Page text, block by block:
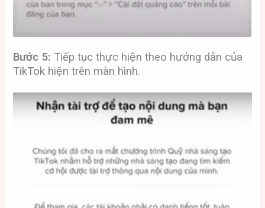
Bước 5: Tiếp tục thực hiện theo hướng dẫn của
TikTok hiện trên màn hình.